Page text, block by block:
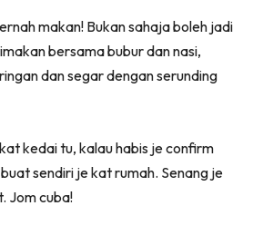
makan! Bukan sahaja boleh jadi
bersama bubur dan nasi,
dan segar dengan serunding
kedai tu, kalau habis je confirm
sendiri je kat rumah. Senang je
Jom cuba!